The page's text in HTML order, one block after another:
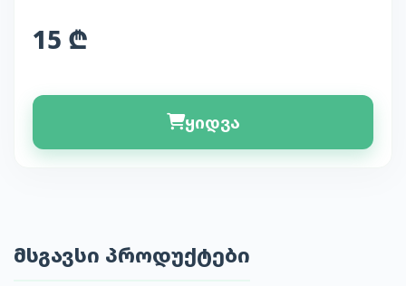
15 ₾
ყიდვა
მსგავსი პროდუქტები